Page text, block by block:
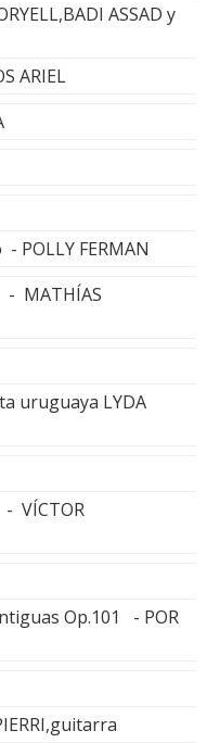
ASSAD y
ARIEL
POLLY FERMAN
- MATHÍAS
uruguaya LYDA
VÍCTOR
Op.101 - POR